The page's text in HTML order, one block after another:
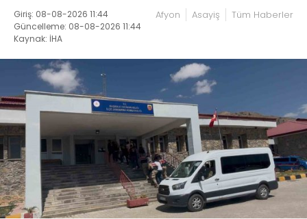
Giriş: 08-08-2026 11:44
Güncelleme: 08-08-2026 11:44
Kaynak: İHA
Afyon Asayiş Tüm Haberler